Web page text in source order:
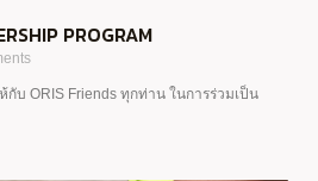
PROGRAM
บ ORIS Friends ทุกท่าน ในการร่วมเป็น